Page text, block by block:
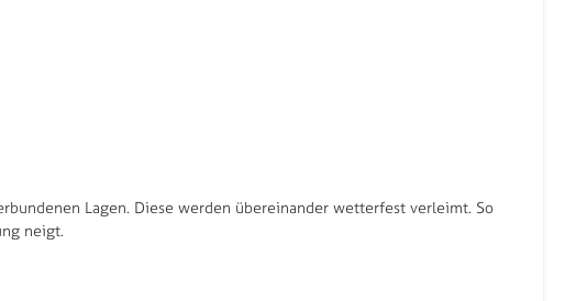
Lagen. Diese werden übereinander wetterfest verleimt. So
neigt.